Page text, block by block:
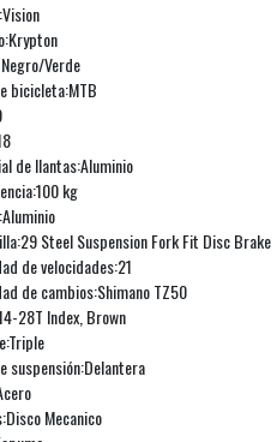
Verde
bicicleta:MTB
de llantas:Aluminio
kg
Steel Suspension Fork Fit Disc Brake
de velocidades:21
de cambios:Shimano TZ50
28T Index, Brown
suspensión:Delantera
Mecanico